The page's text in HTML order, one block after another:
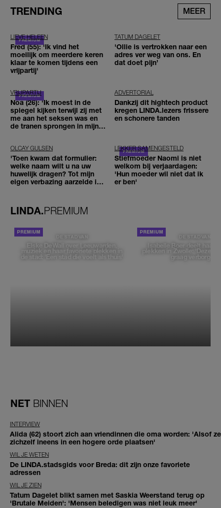
TRENDING MEER
LIEVE HELEEN
Fred (55): 'Ik vind het
moeilijk om meerdere keren
klaar te komen tijdens een
vrijpartij'
TATUM DAGELET
'Ollie is vertrokken naar een
adres ver weg van ons. En
dat doet pijn’
VRIJPARTIJ
Noa (26): 'Ik moest in de
spiegel kijken terwijl zij met
me aan het seksen was en
de tranen sprongen in mijn
ADVERTORIAL
Dankzij dit hightech product
kregen LINDA.lezers frissere
en schonere tanden
OLCAY GULSEN
'Toen kwam dat formulier:
welke naam wilt u na uw
huwelijk dragen? Tot mijn
eigen verbazing aarzelde ik
LEKKER SAMENGESTELD
Stiefmoeder Naomi is niet
welkom bij verjaardagen:
'Hun moeder wil niet dat ik
er ben'
LINDA.PREMIUM
DE STAD VAN
Elske DeWall over Leeuwarden,
muziek en haar favoriete plekken in
de stad: 'Een stad die voelt als thuis'
DE STAD VAN
Isabelle Boer deelt haar
plekken in Zwolle: 'Deze
graag verborgen'
NET BINNEN
INTERVIEW
Alida (62) stoort zich aan vriendinnen die oma worden: 'Alsof ze
zichzelf ineens in een hogere orde plaatsen'
WIL JE WETEN
De LINDA.stadsgids voor Breda: dit zijn onze favoriete
adressen
WIL JE ZIEN
Tatum Dagelet blikt samen met Saskia Weerstand terug op
'Brutale Meiden': 'Mensen beledigen was niet leuk meer'